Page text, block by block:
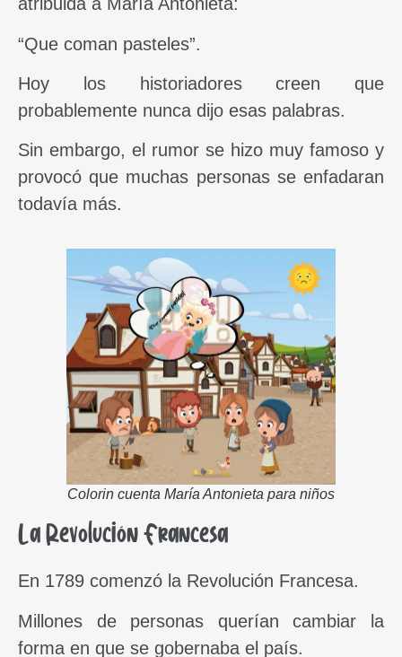
“Que coman pasteles”.
Hoy los historiadores creen que
probablemente nunca dijo esas palabras.
Sin embargo, el rumor se hizo muy famoso y
provocó que muchas personas se enfadaran
todavía más.
Colorin cuenta María Antonieta para niños
La Revolución Francesa
En 1789 comenzó la Revolución Francesa.
Millones de personas querían cambiar la
forma en que se gobernaba el país.